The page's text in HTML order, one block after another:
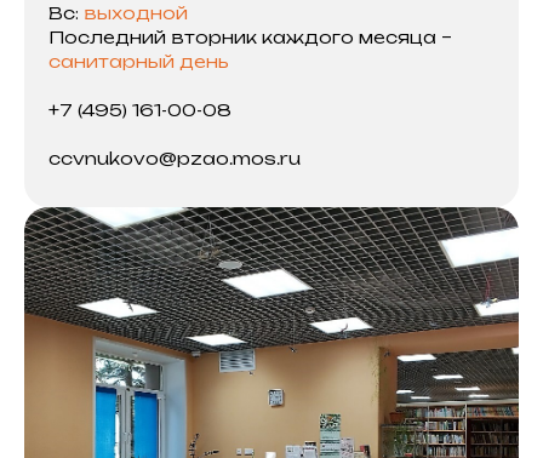
Вс: выходной
Последний вторник каждого месяца –
санитарный день
+7 (495) 161-00-08
ccvnukovo@pzao.mos.ru